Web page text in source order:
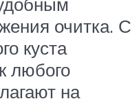
очитка. С
куста
любого
на